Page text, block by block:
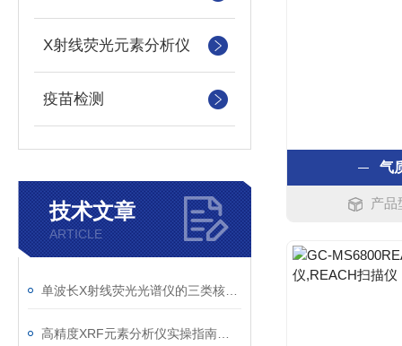
X射线荧光元素分析仪
疫苗检测
技术文章
ARTICLE
气
产品